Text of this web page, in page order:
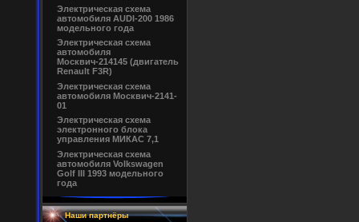
Электрическая схема
автомобиля AUDI-200 1986
модельного года
Электрическая схема
автомобиля
Москвич-214145 (двигатель
Renault F3R)
Электрическая схема
автомобиля Москвич-2141-
01
Электрическая схема
электронного блока
управления МИКАС 7,1
Электрическая схема
автомобиля Volkswagen
Golf III 1993 модельного
года
Наши партнёры